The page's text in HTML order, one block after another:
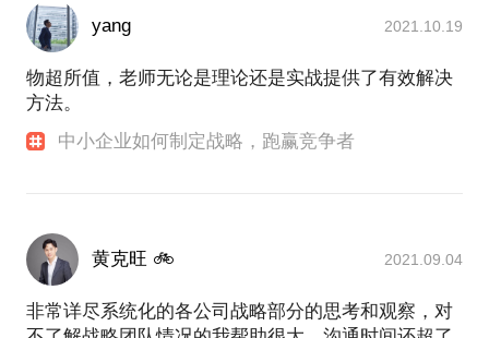
yang 2021.10.19
物超所值，老师无论是理论还是实战提供了有效解决
方法。
中小企业如何制定战略，跑赢竞争者
黄克旺 🚲 2021.09.04
非常详尽系统化的各公司战略部分的思考和观察，对